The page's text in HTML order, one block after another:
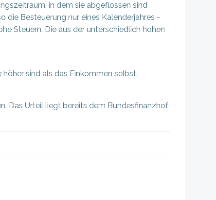
in dem sie abgeflossen sind
die Besteuerung nur eines Kalenderjahres -
Steuern. Die aus der unterschiedlich hohen
sind als das Einkommen selbst.
Das Urteil liegt bereits dem Bundesfinanzhof